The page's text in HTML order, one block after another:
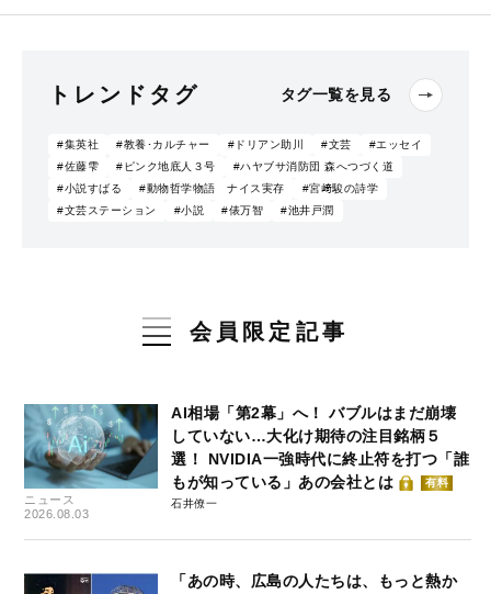
トレンドタグ タグ一覧を見る
#集英社 #教養･カルチャー #ドリアン助川 #文芸
#エッセイ
#佐藤雫
#ピンク地底人３号
#ハヤブサ消防団 森へつづく道
#小説すばる
#動物哲学物語 ナイス実存
#宮﨑駿の詩学
#文芸ステーション
#小説 #俵万智 #池井戸潤
会員限定記事
ニュース
2026.08.03
AI相場「第2幕」へ！ バブルはまだ崩壊
していない…大化け期待の注目銘柄５
選！ NVIDIA一強時代に終止符を打つ「誰
もが知っている」あの会社とは
有料
石井僚一
「あの時、広島の人たちは、もっと熱か